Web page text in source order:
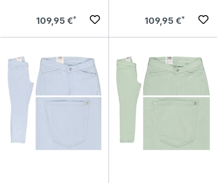
Regulärer Preis:
109,95 € Regulärer Preis:
109,95 €